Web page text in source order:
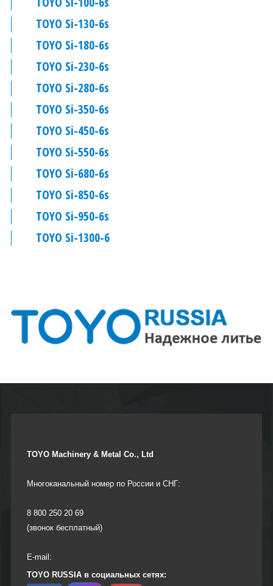
TOYO Si-130-6s
TOYO Si-180-6s
TOYO Si-230-6s
TOYO Si-280-6s
TOYO Si-350-6s
TOYO Si-450-6s
TOYO Si-550-6s
TOYO Si-680-6s
TOYO Si-850-6s
TOYO Si-950-6s
TOYO Si-1300-6
TOYO Machinery & Metal Co., Ltd
Многоканальный номер по России и СНГ:
8 800 250 20 69
(звонок бесплатный)
E-mail:
TOYO RUSSIA в социальных сетях: